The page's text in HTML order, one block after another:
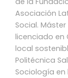
Asociación
Social.
licenciado en
local
Politécnica
Sociología en